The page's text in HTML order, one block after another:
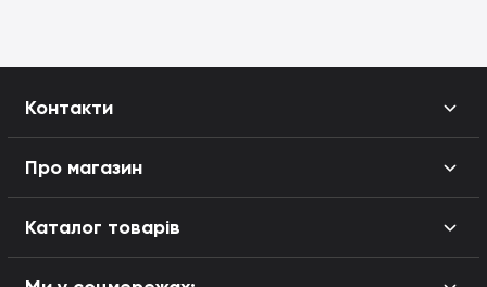
Контакти
Про магазин
Каталог товарів